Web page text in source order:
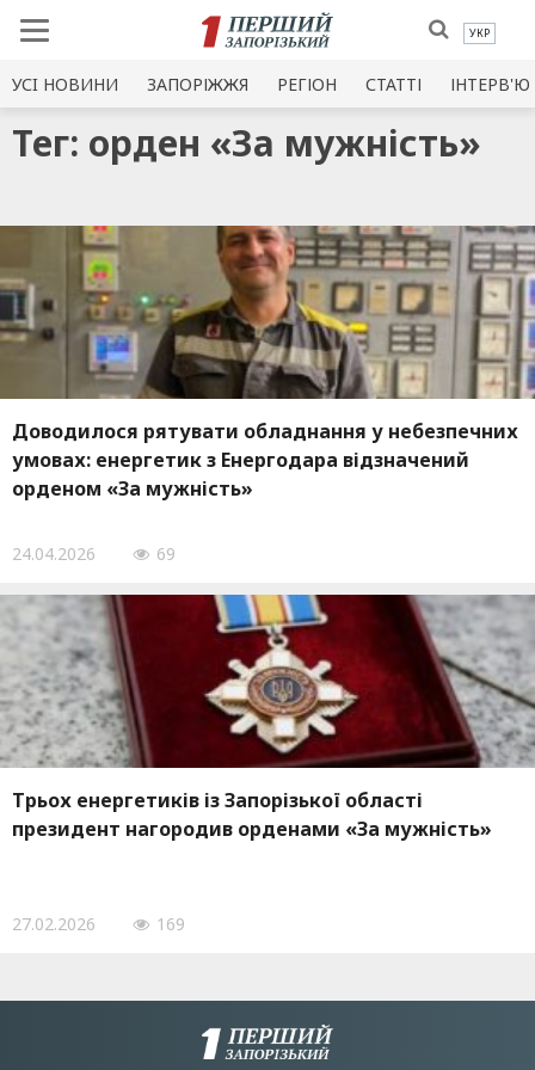
УКР
УСI НОВИНИ ЗАПОРІЖЖЯ РЕГІОН СТАТТІ ІНТЕРВ'Ю
Тег: орден «За мужність»
Доводилося рятувати обладнання у небезпечних
умовах: енергетик з Енергодара відзначений
орденом «За мужність»
24.04.2026 69
Трьох енергетиків із Запорізької області
президент нагородив орденами «За мужність»
27.02.2026 169